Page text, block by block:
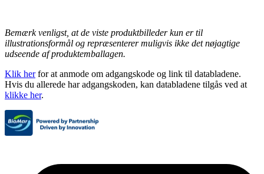
Bemærk venligst, at de viste produktbilleder kun er til
illustrationsformål og repræsenterer muligvis ikke det nøjagtige
udseende af produktemballagen.
Klik herfor at anmode om adgangskode og link til databladene.
Hvis du allerede har adgangskoden, kan databladene tilgås ved at
klikke her.